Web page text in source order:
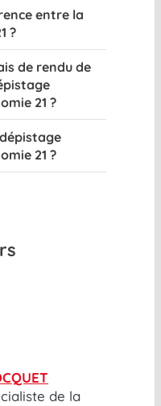
entre la
?
de rendu de
21 ?
21 ?
de la